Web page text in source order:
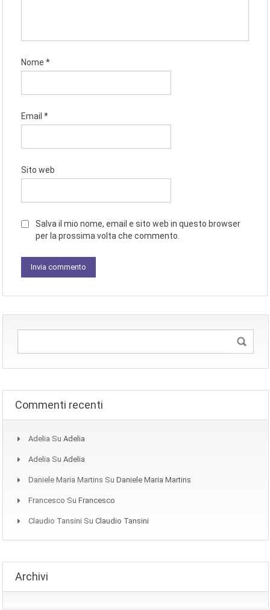
Nome *
Email *
Sito web
Salva il mio nome, email e sito web in questo browser
per la prossima volta che commento.
Commenti recenti
Adelia Su Adelia
Adelia Su Adelia
Daniele Maria Martins Su Daniele Maria Martins
Francesco Su Francesco
Claudio Tansini Su Claudio Tansini
Archivi